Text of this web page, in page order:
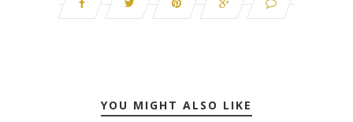
YOU MIGHT ALSO LIKE